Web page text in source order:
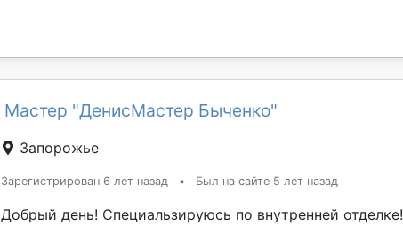
Мастер "ДенисМастер Быченко"
Запорожье
Зарегистрирован 6 лет назад • Был на сайте 5 лет назад
Добрый день! Специальзируюсь по внутренней отделке!